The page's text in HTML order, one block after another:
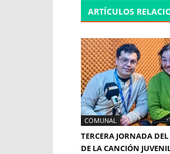
ARTÍCULOS
COMUNAL
TERCERA JORNADA DEL
DE LA CANCIÓN